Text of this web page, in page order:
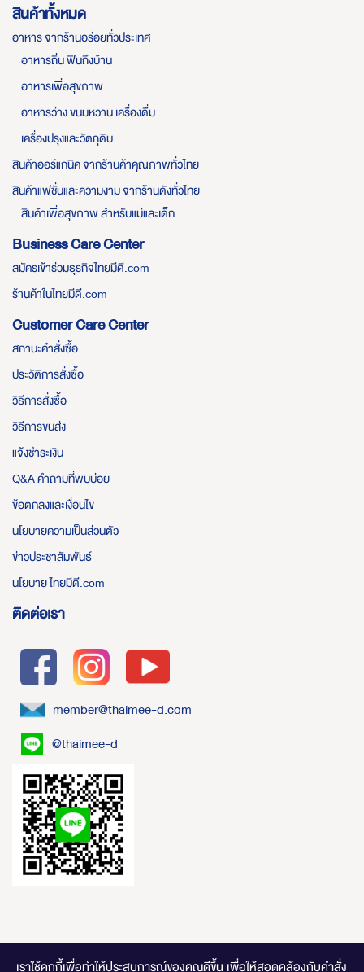
เราใช้คุกกี้เพื่อทำให้ประสบการณ์ของคุณดีขึ้น เพื่อให้สอดคล้องกับคำสั่ง
สินค้าทั้งหมด
อาหาร จากร้านอร่อยทั่วประเทศ
อาหารถิ่น ฟินถึงบ้าน
อาหารเพื่อสุขภาพ
อาหารว่าง ขนมหวาน เครื่องดื่ม
เครื่องปรุงและวัตถุดิบ
สินค้าออร์แกนิค จากร้านค้าคุณภาพทั่วไทย
สินค้าแฟชั่นและความงาม จากร้านดังทั่วไทย
สินค้าเพื่อสุขภาพ สำหรับแม่และเด็ก
Business Care Center
สมัครเข้าร่วมธุรกิจไทยมีดี.com
ร้านค้าในไทยมีดี.com
Customer Care Center
สถานะคำสั่งซื้อ
ประวัติการสั่งซื้อ
วิธีการสั่งซื้อ
วิธีการขนส่ง
แจ้งชำระเงิน
Q&A คำถามที่พบบ่อย
ข้อตกลงและเงื่อนไข
นโยบายความเป็นส่วนตัว
ข่าวประชาสัมพันธ์
นโยบาย ไทยมีดี.com
ติดต่อเรา
member@thaimee-d.com
@thaimee-d